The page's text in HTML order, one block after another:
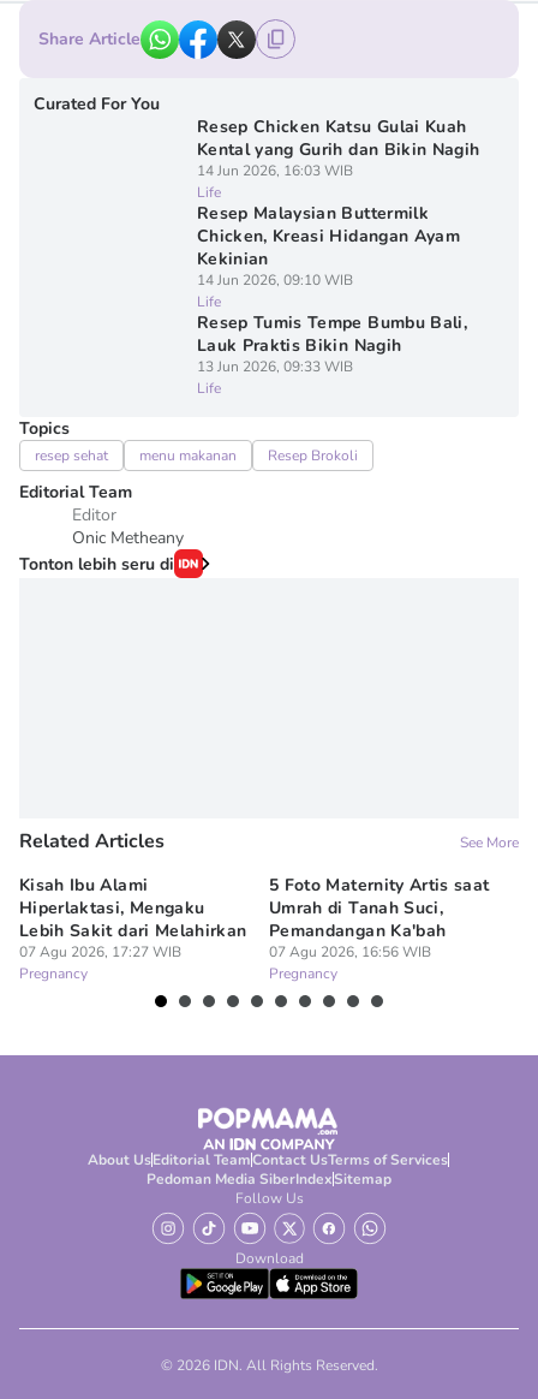
Share Article
Curated For You
Resep Chicken Katsu Gulai Kuah
Kental yang Gurih dan Bikin Nagih
14 Jun 2026, 16:03 WIB
Life
Resep Malaysian Buttermilk
Chicken, Kreasi Hidangan Ayam
Kekinian
14 Jun 2026, 09:10 WIB
Life
Resep Tumis Tempe Bumbu Bali,
Lauk Praktis Bikin Nagih
13 Jun 2026, 09:33 WIB
Life
Topics
resep sehat menu makanan Resep Brokoli
Editorial Team
Editor
Onic Metheany
Tonton lebih seru di
Related Articles See More
Kisah Ibu Alami
Hiperlaktasi, Mengaku
Lebih Sakit dari Melahirkan
07 Agu 2026, 17:27 WIB
Pregnancy
5 Foto Maternity Artis saat
Umrah di Tanah Suci,
Pemandangan Ka'bah
07 Agu 2026, 16:56 WIB
Pregnancy
About UsEditorial TeamContact UsTerms of Services
Pedoman Media SiberIndexSitemap
Follow Us
Download
© 2026 IDN. All Rights Reserved.